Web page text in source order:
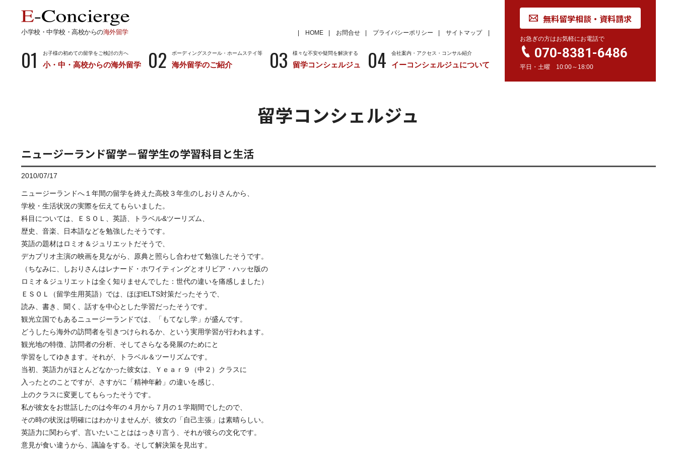
小学校・中学校・高校からの海外留学 HOME お問合せ プライバシーポリシー サイトマップ
01 お子様の初めての留学をご検討の方へ
小・中・高校からの海外留学 02 ボーディングスクール・ホームステイ等
海外留学のご紹介
高校生からのボーディングスクール
留学情報 学校情報
03 様々な不安や疑問を解決する
留学コンシェルジュ 04 会社案内・アクセス・コンサル紹介
イーコンシェルジュについて
無料留学相談・資料請求
お急ぎの方はお気軽にお電話で
070-8381-6486
平日・土曜 10:00～18:00
留学コンシェルジュ
ニュージーランド留学－留学生の学習科目と生活
2010/07/17
ニュージーランドへ１年間の留学を終えた高校３年生のしおりさんから、
学校・生活状況の実際を伝えてもらいました。
科目については、ＥＳＯＬ、英語、トラベル&ツーリズム、
歴史、音楽、日本語などを勉強したそうです。
英語の題材はロミオ＆ジュリエットだそうで、
デカプリオ主演の映画を見ながら、原典と照らし合わせて勉強したそうです。
（ちなみに、しおりさんはレナード・ホワイティングとオリビア・ハッセ版の
ロミオ＆ジュリエットは全く知りませんでした：世代の違いを痛感しました）
ＥＳＯＬ（留学生用英語）では、ほぼIELTS対策だったそうで、
読み、書き、聞く、話すを中心とした学習だったそうです。
観光立国でもあるニュージーランドでは、「もてなし学」が盛んです。
どうしたら海外の訪問者を引きつけられるか、という実用学習が行われます。
観光地の特徴、訪問者の分析、そしてさらなる発展のためにと
学習をしてゆきます。それが、トラベル＆ツーリズムです。
当初、英語力がほとんどなかった彼女は、Ｙｅａｒ９（中２）クラスに
入ったとのことですが、さすがに「精神年齢」の違いを感じ、
上のクラスに変更してもらったそうです。
私が彼女をお世話したのは今年の４月から７月の１学期間でしたので、
その時の状況は明確にはわかりませんが、彼女の「自己主張」は素晴らしい。
英語力に関わらず、言いたいことははっきり言う、それが彼らの文化です。
意見が食い違うから、議論をする。そして解決策を見出す。